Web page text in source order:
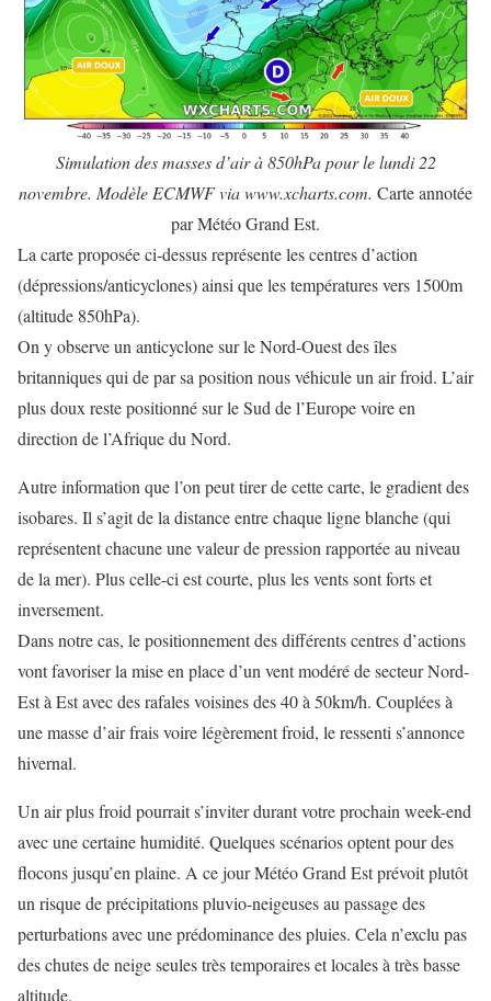
Simulation des masses d’air à 850hPa pour le lundi 22
novembre. Modèle ECMWF via www.xcharts.com. Carte annotée
par Météo Grand Est.
La carte proposée ci-dessus représente les centres d’action
(dépressions/anticyclones) ainsi que les températures vers 1500m
(altitude 850hPa).
On y observe un anticyclone sur le Nord-Ouest des îles
britanniques qui de par sa position nous véhicule un air froid. L’air
plus doux reste positionné sur le Sud de l’Europe voire en
direction de l’Afrique du Nord.
Autre information que l’on peut tirer de cette carte, le gradient des
isobares. Il s’agit de la distance entre chaque ligne blanche (qui
représentent chacune une valeur de pression rapportée au niveau
de la mer). Plus celle-ci est courte, plus les vents sont forts et
inversement.
Dans notre cas, le positionnement des différents centres d’actions
vont favoriser la mise en place d’un vent modéré de secteur Nord-
Est à Est avec des rafales voisines des 40 à 50km/h. Couplées à
une masse d’air frais voire légèrement froid, le ressenti s’annonce
hivernal.
Un air plus froid pourrait s’inviter durant votre prochain week-end
avec une certaine humidité. Quelques scénarios optent pour des
flocons jusqu’en plaine. A ce jour Météo Grand Est prévoit plutôt
un risque de précipitations pluvio-neigeuses au passage des
perturbations avec une prédominance des pluies. Cela n’exclu pas
des chutes de neige seules très temporaires et locales à très basse
altitude.